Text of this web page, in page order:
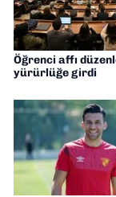
Öğrenci affı
yürürlüğe girdi